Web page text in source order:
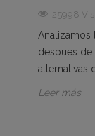
25998
Analizamos
después de
alternativas
Leer más